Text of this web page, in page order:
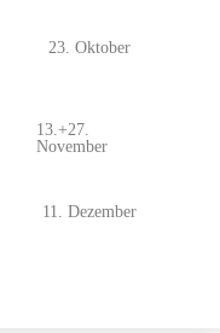
23. Oktober
13.+27.
November
11. Dezember